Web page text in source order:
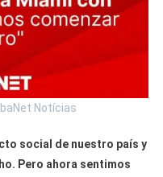
Notícias
social de nuestro país y
Pero ahora sentimos